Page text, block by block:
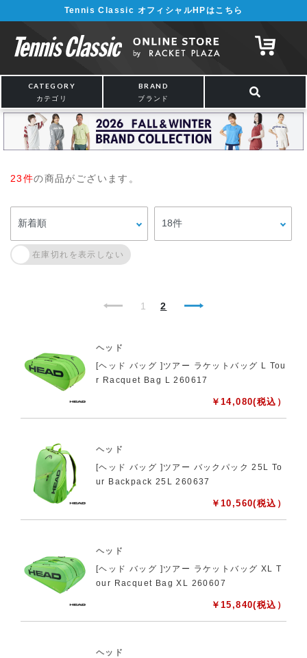
Tennis Classic オフィシャルHPはこちら
CATEGORY
カテゴリ
BRAND
ブランド
23件の商品がございます。
1 2
ヘッド
[ヘッド バッグ ]ツアー ラケットバッグ L Tou
r Racquet Bag L 260617
￥ 14,080(税込）
ヘッド
[ヘッド バッグ ]ツアー バックパック 25L To
ur Backpack 25L 260637
￥ 10,560(税込）
ヘッド
[ヘッド バッグ ]ツアー ラケットバッグ XL T
our Racquet Bag XL 260607
￥ 15,840(税込）
ヘッド